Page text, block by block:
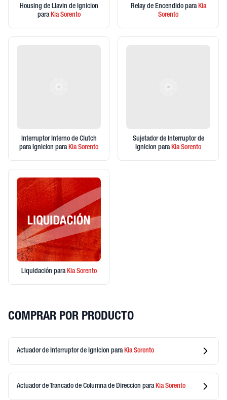
Housing de Llavin de Ignicion
paraKiaSorento
Relay de Encendido paraKia
Sorento
Interruptor Interno de Clutch
para Ignicion paraKiaSorento
Sujetador de Interruptor de
Ignicion paraKiaSorento
Liquidación paraKiaSorento
COMPRAR POR PRODUCTO
Actuador de Interruptor de Ignicion para KiaSorento
Actuador de Trancado de Columna de Direccion para KiaSorento